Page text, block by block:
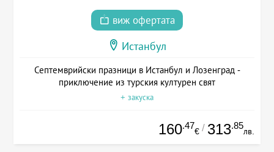
виж офертата
Истанбул
Септемврийски празници в Истанбул и Лозенград -
приключение из турския културен свят
+ закуска
160.47
€ / 313.85
лв.